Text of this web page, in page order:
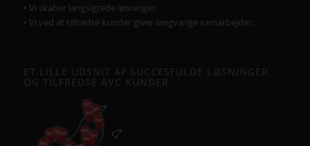
• Vi skaber langsigtede løsninger.
• Vi ved at tilfredse kunder giver langvarige samarbejder.